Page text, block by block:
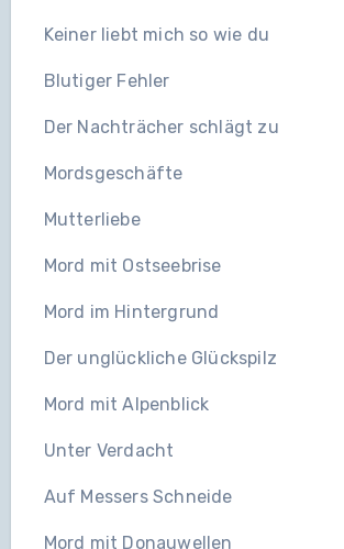
Keiner liebt mich so wie du
Blutiger Fehler
Der Nachträcher schlägt zu
Mordsgeschäfte
Mutterliebe
Mord mit Ostseebrise
Mord im Hintergrund
Der unglückliche Glückspilz
Mord mit Alpenblick
Unter Verdacht
Auf Messers Schneide
Mord mit Donauwellen